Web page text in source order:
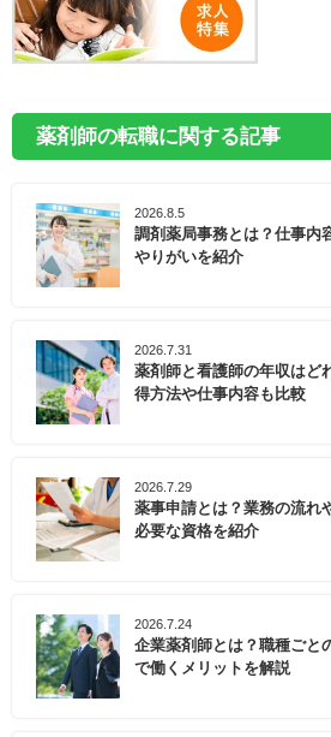
薬剤師の転職に関する記事
2026.8.5
調剤薬局事務とは？仕事内
やりがいを紹介
2026.7.31
薬剤師と看護師の年収はど
得方法や仕事内容も比較
2026.7.29
薬事申請とは？業務の流れ
必要な資格を紹介
2026.7.24
企業薬剤師とは？職種ごと
で働くメリットを解説